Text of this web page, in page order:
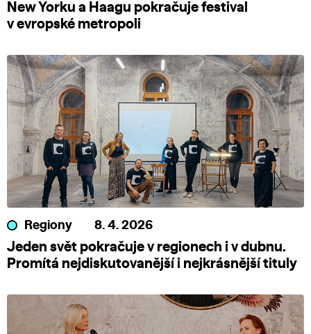
New Yorku a Haagu pokračuje festival
v evropské metropoli
Regiony 8. 4. 2026
Jeden svět pokračuje v regionech i v dubnu.
Promítá nejdiskutovanější i nejkrásnější tituly